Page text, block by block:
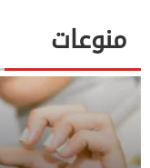
منوعات